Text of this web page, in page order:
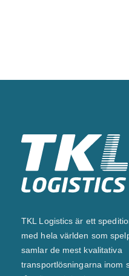
TKL Logistics är ett
med hela världen som
samlar de mest kvalitativa
transportlösningarna inom